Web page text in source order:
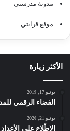
مدونة مدرستي
موقع قرايتي
الأكثر زيارة
يونيو 17, 2019
الفضاء الرقمي
يونيو 21, 2020
الإطّلاع على